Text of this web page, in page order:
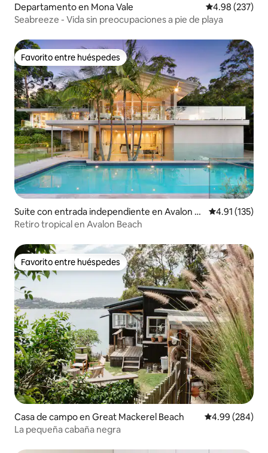
Departamento en Mona Vale Calificación
4.98 (237)
Seabreeze - Vida sin preocupaciones a pie de playa
Favorito entre huéspedes
Favorito entre huéspedes
Suite con entrada independiente en Avalon B
each
Calificación
4.91 (135)
Retiro tropical en Avalon Beach
Favorito entre huéspedes
Favorito entre huéspedes
Casa de campo en Great Mackerel Beach Calificación
4.99 (284)
La pequeña cabaña negra